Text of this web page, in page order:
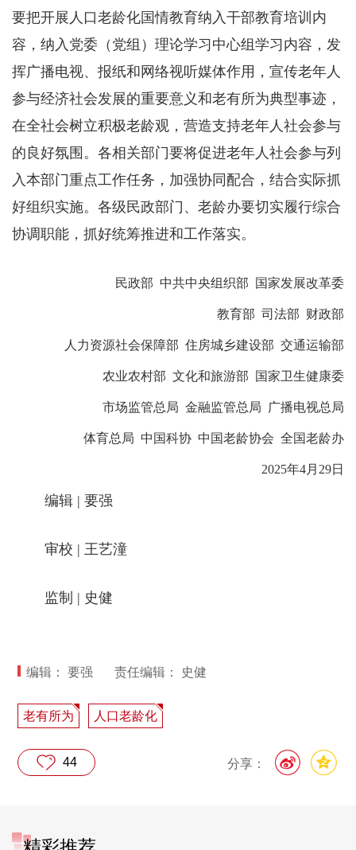
要把开展人口老龄化国情教育纳入干部教育培训内
容，纳入党委（党组）理论学习中心组学习内容，发
挥广播电视、报纸和网络视听媒体作用，宣传老年人
参与经济社会发展的重要意义和老有所为典型事迹，
在全社会树立积极老龄观，营造支持老年人社会参与
的良好氛围。各相关部门要将促进老年人社会参与列
入本部门重点工作任务，加强协同配合，结合实际抓
好组织实施。各级民政部门、老龄办要切实履行综合
协调职能，抓好统筹推进和工作落实。
民政部 中共中央组织部 国家发展改革委
教育部 司法部 财政部
人力资源社会保障部 住房城乡建设部 交通运输部
农业农村部 文化和旅游部 国家卫生健康委
市场监管总局 金融监管总局 广播电视总局
体育总局 中国科协 中国老龄协会 全国老龄办
2025年4月29日
编辑 | 要强
审校 | 王艺潼
监制 | 史健
编辑： 要强 责任编辑： 史健
老有所为 人口老龄化
分享：
44